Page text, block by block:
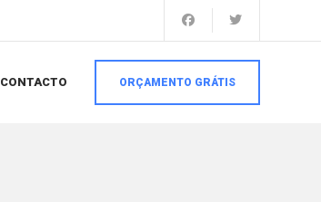
CONTACTO ORÇAMENTO GRÁTIS